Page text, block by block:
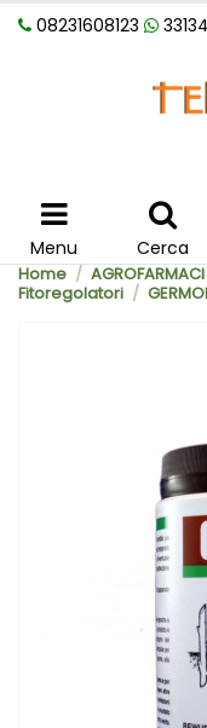
08231608123
Menu Cerca
Home
Fitoregolatori